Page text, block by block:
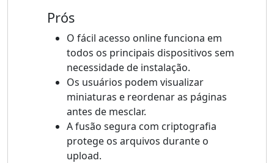
Prós
O fácil acesso online funciona em
todos os principais dispositivos sem
necessidade de instalação.
Os usuários podem visualizar
miniaturas e reordenar as páginas
antes de mesclar.
A fusão segura com criptografia
protege os arquivos durante o
upload.